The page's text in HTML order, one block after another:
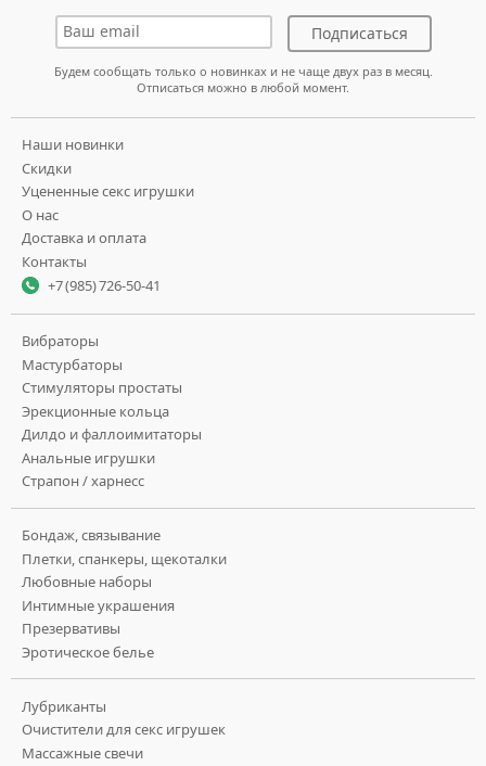
Подписаться
Будем сообщать только о новинках и не чаще двух раз в месяц.
Отписаться можно в любой момент.
Наши новинки
Скидки
Уцененные секс игрушки
О нас
Доставка и оплата
Контакты
+7 (985) 726-50-41
Вибраторы
Мастурбаторы
Стимуляторы простаты
Эрекционные кольца
Дилдо и фаллоимитаторы
Анальные игрушки
Страпон / харнесс
Бондаж, связывание
Плетки, спанкеры, щекоталки
Любовные наборы
Интимные украшения
Презервативы
Эротическое белье
Лубриканты
Очистители для секс игрушек
Массажные свечи